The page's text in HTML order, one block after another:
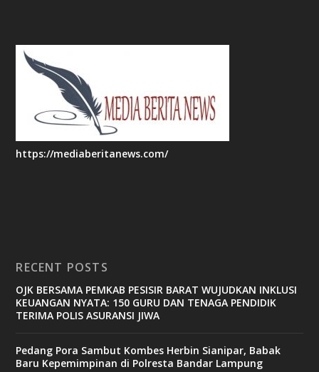
https://mediaberitanews.com/
RECENT POSTS
OJK BERSAMA PEMKAB PESISIR BARAT WUJUDKAN INKLUSI
KEUANGAN NYATA: 150 GURU DAN TENAGA PENDIDIK
TERIMA POLIS ASURANSI JIWA
Pedang Pora Sambut Kombes Herbin Sianipar, Babak
Baru Kepemimpinan di Polresta Bandar Lampung